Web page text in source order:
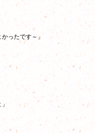
ったです～」